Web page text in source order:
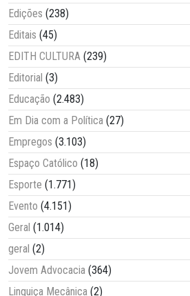
Edições (238)
Editais (45)
EDITH CULTURA (239)
Editorial (3)
Educação (2.483)
Em Dia com a Política (27)
Empregos (3.103)
Espaço Católico (18)
Esporte (1.771)
Evento (4.151)
Geral (1.014)
geral (2)
Jovem Advocacia (364)
Linguiça Mecânica (2)